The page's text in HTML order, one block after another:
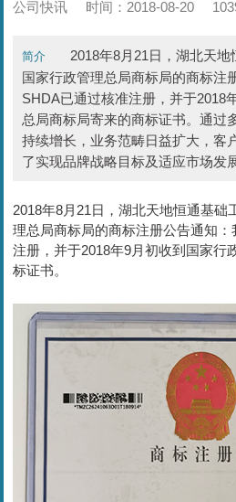
公司快讯 时间：2018-08-20
简介
2018年8月21日，湖北天地
国家行政管理总局商标局的商标注
SHDA已通过核准注册，并于2018
总局商标局寄来的商标证书。通过
持续增长，业务范畴日益扩大，客
了实现品牌战略目标及适应市场发
2018年8月21日，湖北天地恒通基础
理总局商标局的商标注册公告通知
注册，并于2018年9月初收到国家行
标证书。